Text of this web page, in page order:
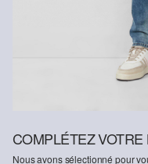
COMPLÉTEZ VOTRE
Nous avons sélectionné pour